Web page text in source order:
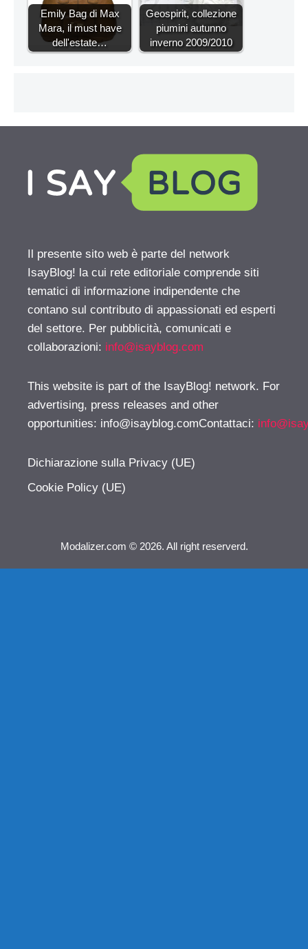
Emily Bag di Max
Mara, il must have
dell'estate…
Geospirit, collezione
piumini autunno
inverno 2009/2010
Il presente sito web è parte del network
IsayBlog! la cui rete editoriale comprende siti
tematici di informazione indipendente che
contano sul contributo di appassionati ed esperti
del settore. Per pubblicità, comunicati e
collaborazioni: info@isayblog.com
This website is part of the IsayBlog! network. For
advertising, press releases and other
opportunities: info@isayblog.comContattaci:
Dichiarazione sulla Privacy (UE)
Cookie Policy (UE)
Modalizer.com © 2026. All right reserverd.